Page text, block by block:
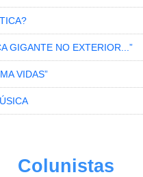
GIGANTE NO EXTERIOR...”
VIDAS”
Colunistas